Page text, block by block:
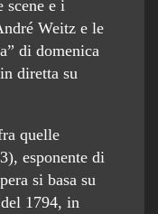
scene e i
Weitz e le
di domenica
diretta su
quelle
esponente di
si basa su
1794, in